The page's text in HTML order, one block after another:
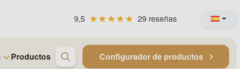
9,5 29 reseñas
Productos Configurador de productos